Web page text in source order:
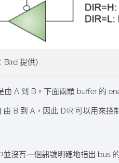
提供）
A 到 B。下面兩顆 buffer 的
B 到 A，因此 DIR 可以用來控
沒有一個訊號明確地指出 bus